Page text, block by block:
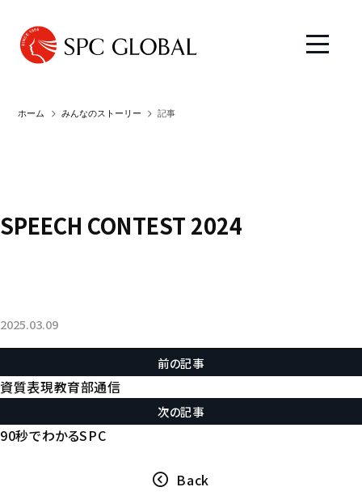
ホーム みんなのストーリー 記事
SPEECH CONTEST 2024
2025.03.09
前の記事
資質表現教育部通信
次の記事
90秒でわかるSPC
Back